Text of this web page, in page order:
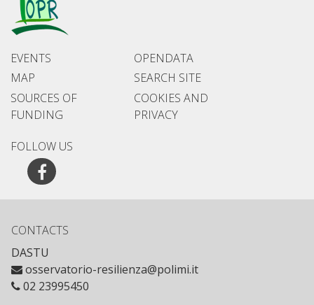
EVENTS
MAP
SOURCES OF
FUNDING
OPENDATA
SEARCH SITE
COOKIES AND
PRIVACY
FOLLOW US
Facebook
CONTACTS
DASTU
osservatorio-resilienza@polimi.it
02 23995450